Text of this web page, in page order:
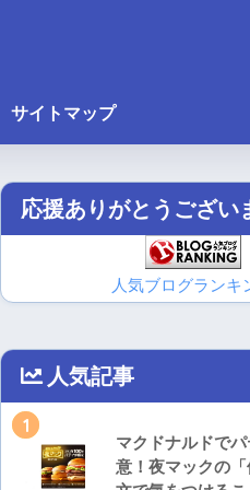
サイトマップ
応援ありがとうござい
人気ブログランキ
人気記事
1
マクドナルドで
意！夜マックの